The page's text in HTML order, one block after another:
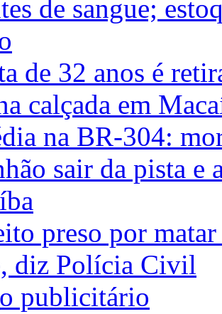
de sangue;
de 32 anos é
calçada em
na BR-304:
sair da pista
preso por
diz Polícia Civil
publicitário